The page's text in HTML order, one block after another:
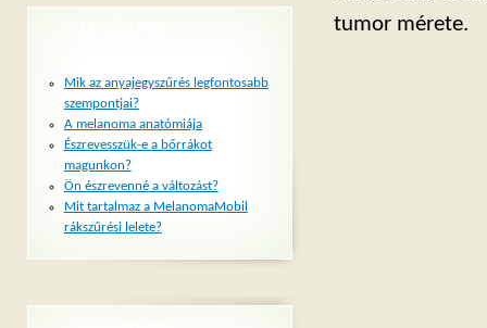
tumor mérete.
Mik az anyajegyszűrés legfontosabb
szempontjai?
A melanoma anatómiája
Észrevesszük-e a bőrrákot
magunkon?
Ön észrevenné a változást?
Mit tartalmaz a MelanomaMobil
rákszűrési lelete?